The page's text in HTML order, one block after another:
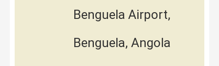
Benguela Airport,
Benguela, Angola